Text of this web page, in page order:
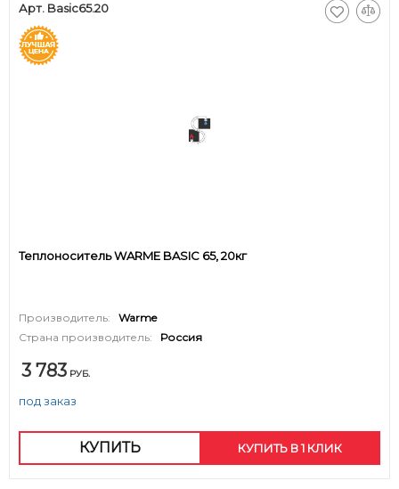
Арт. Basic65.20
Теплоноситель WARME BASIC 65, 20кг
Производитель:
Warme
Страна производитель:
Россия
3 783 РУБ.
под заказ
КУПИТЬ КУПИТЬ В 1 КЛИК